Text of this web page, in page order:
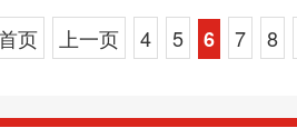
页 上一页 4 5 6 7 8